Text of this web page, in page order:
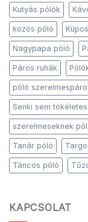
Kutyás pólók
közös póló
Nagypapa póló
Páros ruhák
póló
Senki sem
szerelmeseknek
Tanár póló
Táncos póló
KAPCSOLAT